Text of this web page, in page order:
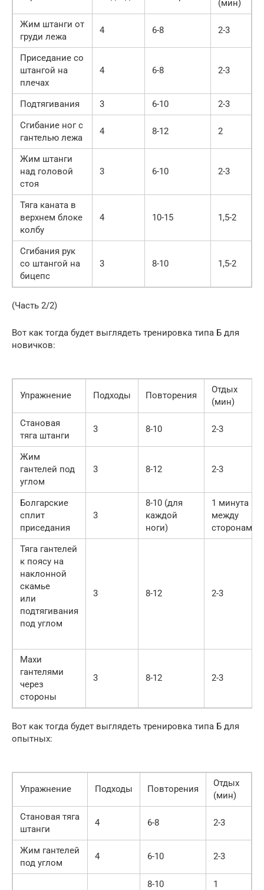
(мин)
Жим штанги от
груди лежа
4 6-8 2-3
Приседание со
штангой на
плечах
4 6-8 2-3
Подтягивания 3 6-10
2-3
Сгибание ног с
гантелью лежа
4 8-12 2
Жим штанги
над головой
стоя
3 6-10 2-3
Тяга каната в
верхнем блоке
колбу
4 10-15 1,5-2
Сгибания рук
со штангой на
бицепс
3 8-10 1,5-2
(Часть 2/2)
Вот как тогда будет выглядеть тренировка типа Б для
новичков:
Упражнение Подходы Повторения
Отдых
(мин)
Становая
тяга штанги
3 8-10 2-3
Жим
гантелей под
углом
3 8-12 2-3
Болгарские
сплит
приседания
3
8-10 (для
каждой
ноги)
1 минута
между
сторонами
Тяга гантелей
к поясу на
наклонной
скамье
или
подтягивания
под углом
3 8-12 2-3
Махи
гантелями
через
стороны
3 8-12 2-3
Вот как тогда будет выглядеть тренировка типа Б для
опытных:
Упражнение Подходы Повторения
Отдых
(мин)
Становая тяга
штанги
4 6-8 2-3
Жим гантелей
под углом
4 6-10 2-3
8-10
1